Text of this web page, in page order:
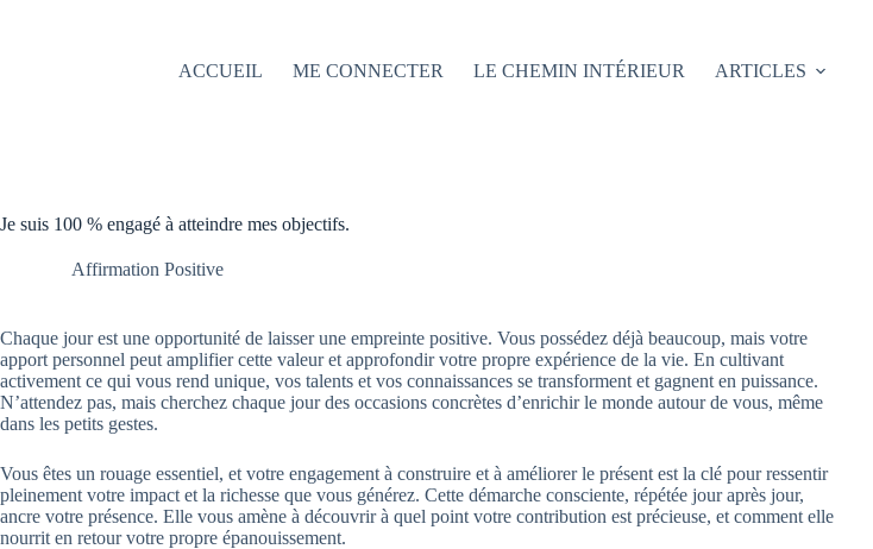
ACCUEIL
ME CONNECTER LE CHEMIN INTÉRIEUR ARTICLES
Je suis 100 % engagé à atteindre mes objectifs.
Affirmation Positive
Chaque jour est une opportunité de laisser une empreinte positive. Vous possédez déjà beaucoup, mais votre
apport personnel peut amplifier cette valeur et approfondir votre propre expérience de la vie. En cultivant
activement ce qui vous rend unique, vos talents et vos connaissances se transforment et gagnent en puissance.
N’attendez pas, mais cherchez chaque jour des occasions concrètes d’enrichir le monde autour de vous, même
dans les petits gestes.
Vous êtes un rouage essentiel, et votre engagement à construire et à améliorer le présent est la clé pour ressentir
pleinement votre impact et la richesse que vous générez. Cette démarche consciente, répétée jour après jour,
ancre votre présence. Elle vous amène à découvrir à quel point votre contribution est précieuse, et comment elle
nourrit en retour votre propre épanouissement.